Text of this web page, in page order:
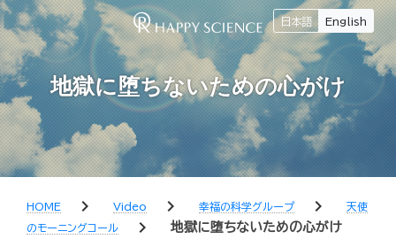
日本語 English
地獄に堕ちないための心がけ
HOME chevron_right Video chevron_right 幸福の科学グループ chevron_right
天使
のモーニングコール
chevron_right 地獄に堕ちないための心がけ